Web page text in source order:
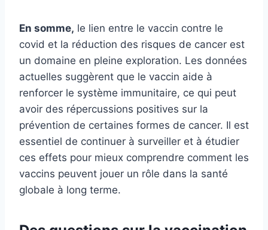
En somme, le lien entre le vaccin contre le
covid et la réduction des risques de cancer est
un domaine en pleine exploration. Les données
actuelles suggèrent que le vaccin aide à
renforcer le système immunitaire, ce qui peut
avoir des répercussions positives sur la
prévention de certaines formes de cancer. Il est
essentiel de continuer à surveiller et à étudier
ces effets pour mieux comprendre comment les
vaccins peuvent jouer un rôle dans la santé
globale à long terme.